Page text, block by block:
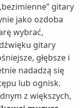
gitary
jako ozdoba
wybrać,
gitary
głębsze i
nadadzą się
lub ognisk.
z większych,